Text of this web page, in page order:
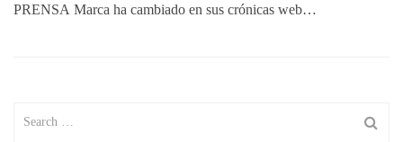
PRENSA Marca ha cambiado en sus crónicas web…